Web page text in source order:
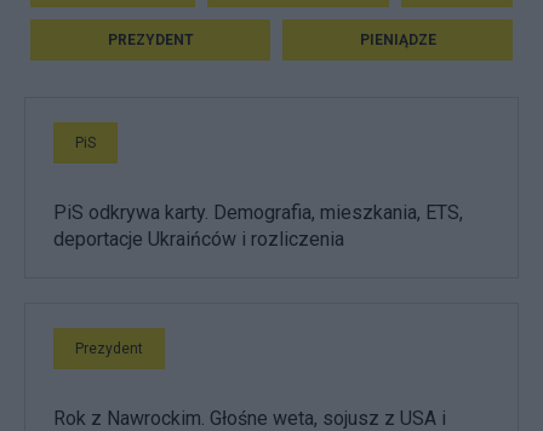
PREZYDENT PIENIĄDZE
PiS
PiS odkrywa karty. Demografia, mieszkania, ETS,
deportacje Ukraińców i rozliczenia
Prezydent
Rok z Nawrockim. Głośne weta, sojusz z USA i